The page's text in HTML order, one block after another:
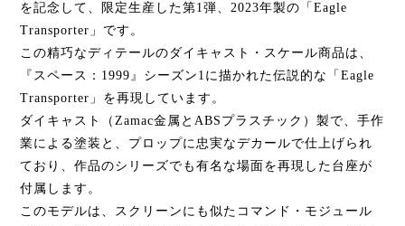
を記念して、限定生産した第1弾、2023年製の「Eagle
Transporter」です。
この精巧なディテールのダイキャスト・スケール商品は、
『スペース：1999』シーズン1に描かれた伝説的な「Eagle
Transporter」を再現しています。
ダイキャスト（Zamac金属とABSプラスチック）製で、手作
業による塗装と、プロップに忠実なデカールで仕上げられ
ており、作品のシリーズでも有名な場面を再現した台座が
付属します。
このモデルは、スクリーンにも似たコマンド・モジュール